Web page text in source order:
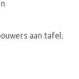
aan tafel.